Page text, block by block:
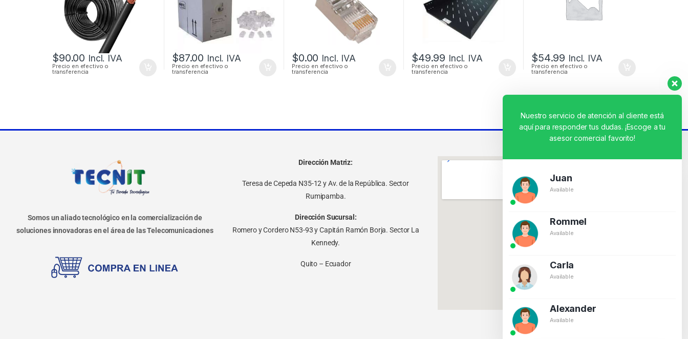
$90.00 Incl. IVA
Precio en efectivo o
transferencia
$87.00 Incl. IVA
Precio en efectivo o
transferencia
$0.00 Incl. IVA
Precio en efectivo o
transferencia
$49.99 Incl. IVA
Precio en efectivo o
transferencia
$54.99 Incl. IVA
Precio en efectivo o
transferencia
Somos un aliado tecnológico en la comercialización de
soluciones innovadoras en el área de las Telecomunicaciones
Dirección Matriz:
Teresa de Cepeda N35-12 y Av. de la República. Sector
Rumipamba.
Dirección Sucursal:
Romero y Cordero N53-93 y Capitán Ramón Borja. Sector La
Kennedy.
Quito – Ecuador
Nuestro servicio de atención al cliente está
aquí para responder tus dudas. ¡Escoge a tu
asesor comercial favorito!
Juan
Available
Rommel
Available
Carla
Available
Alexander
Available